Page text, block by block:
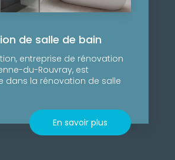
de salle de bain
entreprise de rénovation
du-Rouvray, est
dans la rénovation de salle
En savoir plus